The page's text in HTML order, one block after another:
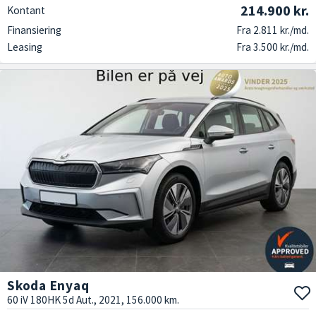
Kontant 214.900 kr.
Finansiering
Fra 2.811 kr./md.
Leasing
Fra 3.500 kr./md.
Skoda Enyaq
60 iV 180HK 5d Aut., 2021, 156.000 km.